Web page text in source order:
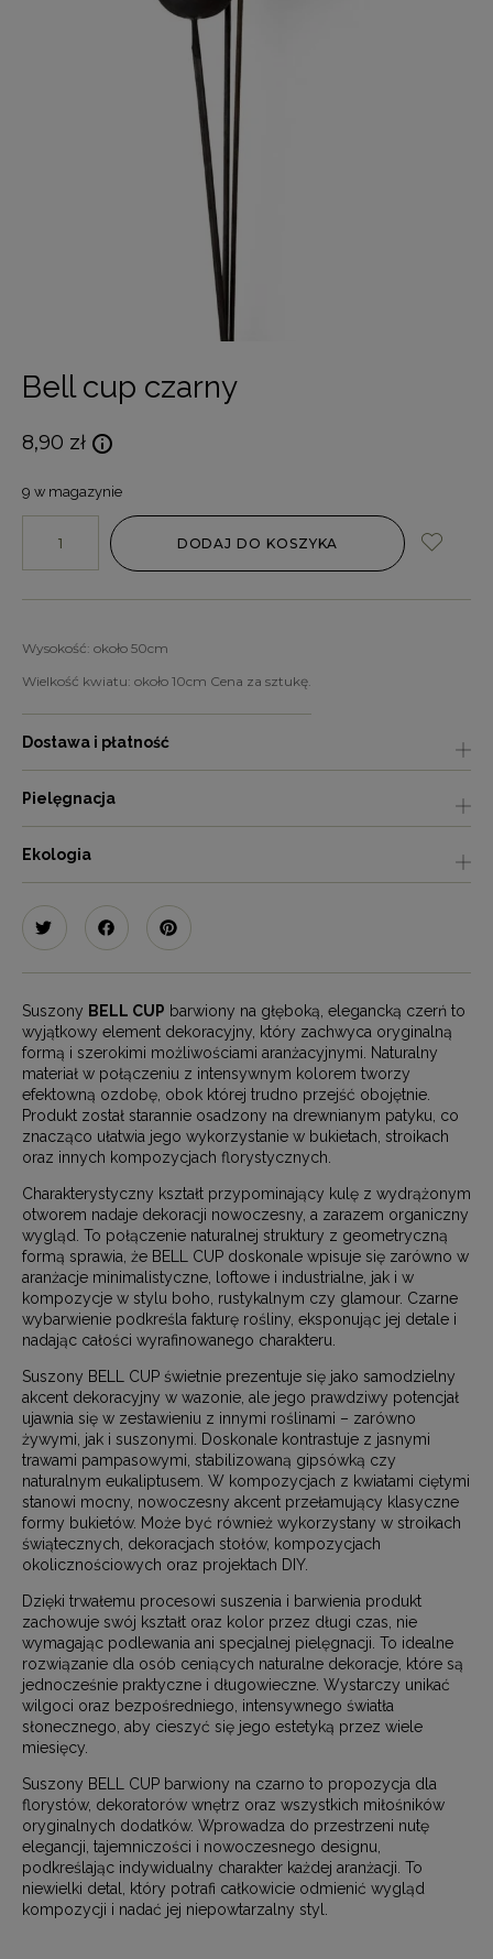
Bell cup czarny
8,90 zł
9 w magazynie
DODAJ DO KOSZYKA
Wysokość: około 50cm
Wielkość kwiatu: około 10cm Cena za sztukę.
Dostawa i płatność
Pielęgnacja
Ekologia
Suszony BELL CUP barwiony na głęboką, elegancką czerń to
wyjątkowy element dekoracyjny, który zachwyca oryginalną
formą i szerokimi możliwościami aranżacyjnymi. Naturalny
materiał w połączeniu z intensywnym kolorem tworzy
efektowną ozdobę, obok której trudno przejść obojętnie.
Produkt został starannie osadzony na drewnianym patyku, co
znacząco ułatwia jego wykorzystanie w bukietach, stroikach
oraz innych kompozycjach florystycznych.
Charakterystyczny kształt przypominający kulę z wydrążonym
otworem nadaje dekoracji nowoczesny, a zarazem organiczny
wygląd. To połączenie naturalnej struktury z geometryczną
formą sprawia, że BELL CUP doskonale wpisuje się zarówno w
aranżacje minimalistyczne, loftowe i industrialne, jak i w
kompozycje w stylu boho, rustykalnym czy glamour. Czarne
wybarwienie podkreśla fakturę rośliny, eksponując jej detale i
nadając całości wyrafinowanego charakteru.
Suszony BELL CUP świetnie prezentuje się jako samodzielny
akcent dekoracyjny w wazonie, ale jego prawdziwy potencjał
ujawnia się w zestawieniu z innymi roślinami – zarówno
żywymi, jak i suszonymi. Doskonale kontrastuje z jasnymi
trawami pampasowymi, stabilizowaną gipsówką czy
naturalnym eukaliptusem. W kompozycjach z kwiatami ciętymi
stanowi mocny, nowoczesny akcent przełamujący klasyczne
formy bukietów. Może być również wykorzystany w stroikach
świątecznych, dekoracjach stołów, kompozycjach
okolicznościowych oraz projektach DIY.
Dzięki trwałemu procesowi suszenia i barwienia produkt
zachowuje swój kształt oraz kolor przez długi czas, nie
wymagając podlewania ani specjalnej pielęgnacji. To idealne
rozwiązanie dla osób ceniących naturalne dekoracje, które są
jednocześnie praktyczne i długowieczne. Wystarczy unikać
wilgoci oraz bezpośredniego, intensywnego światła
słonecznego, aby cieszyć się jego estetyką przez wiele
miesięcy.
Suszony BELL CUP barwiony na czarno to propozycja dla
florystów, dekoratorów wnętrz oraz wszystkich miłośników
oryginalnych dodatków. Wprowadza do przestrzeni nutę
elegancji, tajemniczości i nowoczesnego designu,
podkreślając indywidualny charakter każdej aranżacji. To
niewielki detal, który potrafi całkowicie odmienić wygląd
kompozycji i nadać jej niepowtarzalny styl.